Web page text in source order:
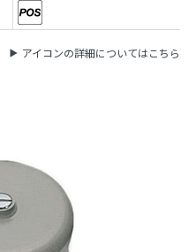
アイコンの詳細についてはこちら